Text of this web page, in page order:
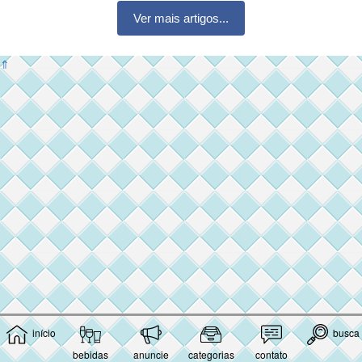
início
bebidas
anuncie categorias contato
busca
Ver mais artigos...
⇑